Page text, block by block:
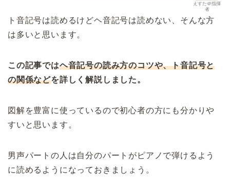
えすた＠指揮
者
ト音記号は読めるけどヘ音記号は読めない、そんな方
は多いと思います。
この記事ではヘ音記号の読み方のコツや、ト音記号と
の関係などを詳しく解説しました。
図解を豊富に使っているので初心者の方にも分かりや
すいと思います。
男声パートの人は自分のパートがピアノで弾けるよう
に読めるようになっておきましょう。